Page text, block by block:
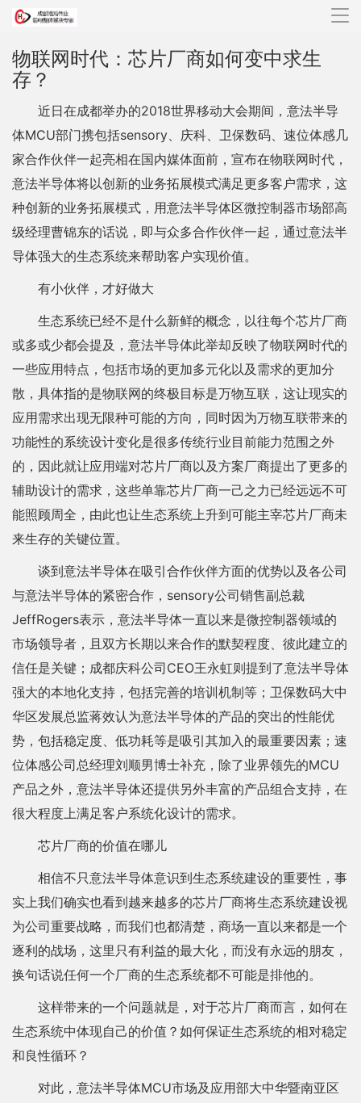
导
物联网时代：芯片厂商如何变中求生
存？
近日在成都举办的2018世界移动大会期间，意法半导
体MCU部门携包括sensory、庆科、卫保数码、速位体感几
家合作伙伴一起亮相在国内媒体面前，宣布在物联网时代，
意法半导体将以创新的业务拓展模式满足更多客户需求，这
种创新的业务拓展模式，用意法半导体区微控制器市场部高
级经理曹锦东的话说，即与众多合作伙伴一起，通过意法半
导体强大的生态系统来帮助客户实现价值。
有小伙伴，才好做大
生态系统已经不是什么新鲜的概念，以往每个芯片厂商
或多或少都会提及，意法半导体此举却反映了物联网时代的
一些应用特点，包括市场的更加多元化以及需求的更加分
散，具体指的是物联网的终极目标是万物互联，这让现实的
应用需求出现无限种可能的方向，同时因为万物互联带来的
功能性的系统设计变化是很多传统行业目前能力范围之外
的，因此就让应用端对芯片厂商以及方案厂商提出了更多的
辅助设计的需求，这些单靠芯片厂商一己之力已经远远不可
能照顾周全，由此也让生态系统上升到可能主宰芯片厂商未
来生存的关键位置。
谈到意法半导体在吸引合作伙伴方面的优势以及各公司
与意法半导体的紧密合作，sensory公司销售副总裁
JeffRogers表示，意法半导体一直以来是微控制器领域的
市场领导者，且双方长期以来合作的默契程度、彼此建立的
信任是关键；成都庆科公司CEO王永虹则提到了意法半导体
强大的本地化支持，包括完善的培训机制等；卫保数码大中
华区发展总监蒋效认为意法半导体的产品的突出的性能优
势，包括稳定度、低功耗等是吸引其加入的最重要因素；速
位体感公司总经理刘顺男博士补充，除了业界领先的MCU
产品之外，意法半导体还提供另外丰富的产品组合支持，在
很大程度上满足客户系统化设计的需求。
芯片厂商的价值在哪儿
相信不只意法半导体意识到生态系统建设的重要性，事
实上我们确实也看到越来越多的芯片厂商将生态系统建设视
为公司重要战略，而我们也都清楚，商场一直以来都是一个
逐利的战场，这里只有利益的最大化，而没有永远的朋友，
换句话说任何一个厂商的生态系统都不可能是排他的。
这样带来的一个问题就是，对于芯片厂商而言，如何在
生态系统中体现自己的价值？如何保证生态系统的相对稳定
和良性循环？
对此，意法半导体MCU市场及应用部大中华暨南亚区